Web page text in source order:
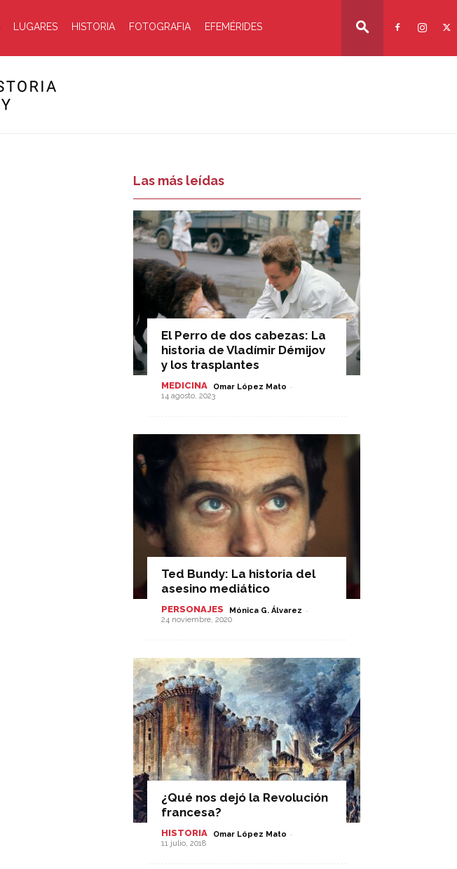
LUGARES HISTORIA FOTOGRAFIA EFEMÉRIDES
Las más leídas
El Perro de dos cabezas: La
historia de Vladímir Démijov
y los trasplantes
MEDICINA Omar López Mato -
14 agosto, 2023
Ted Bundy: La historia del
asesino mediático
PERSONAJES Mónica G. Álvarez -
24 noviembre, 2020
¿Qué nos dejó la Revolución
francesa?
HISTORIA Omar López Mato -
11 julio, 2018